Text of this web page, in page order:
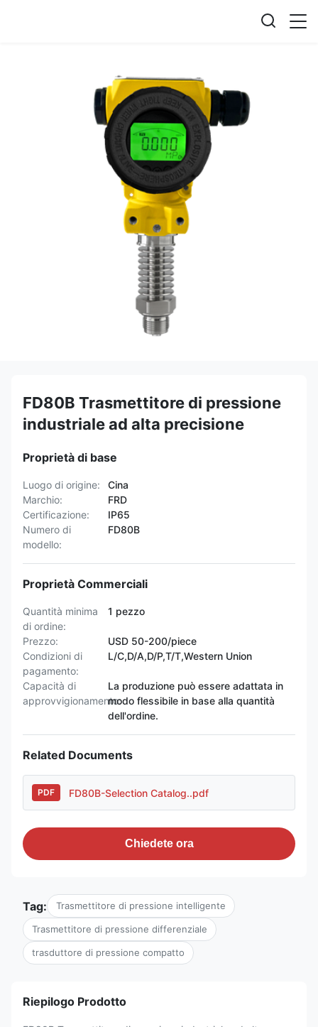
FD80B Trasmettitore di pressione
industriale ad alta precisione
Proprietà di base
Luogo di origine:
Cina
Marchio:
FRD
Certificazione:
IP65
Numero di
modello:
FD80B
Proprietà Commerciali
Quantità minima
di ordine:
1 pezzo
Prezzo:
USD 50-200/piece
Condizioni di
pagamento:
L/C,D/A,D/P,T/T,Western Union
Capacità di
approvvigionamento:
La produzione può essere adattata in
modo flessibile in base alla quantità
dell'ordine.
Related Documents
PDF FD80B-Selection Catalog..pdf
Chiedete ora
Tag: Trasmettitore di pressione intelligente
Trasmettitore di pressione differenziale
trasduttore di pressione compatto
Riepilogo Prodotto